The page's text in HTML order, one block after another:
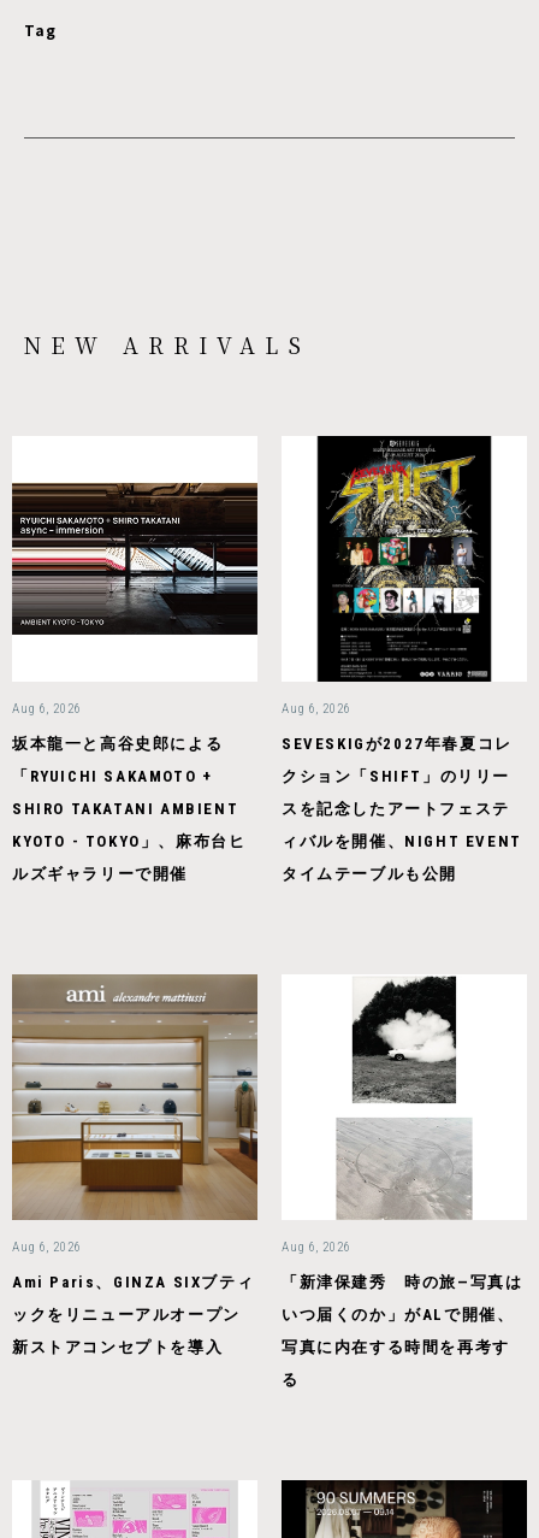
Tag
NEW ARRIVALS
Aug 6, 2026
坂本龍一と高谷史郎による
「RYUICHI SAKAMOTO +
SHIRO TAKATANI AMBIENT
KYOTO - TOKYO」、麻布台ヒ
ルズギャラリーで開催
Aug 6, 2026
SEVESKIGが2027年春夏コレ
クション「SHIFT」のリリー
スを記念したアートフェステ
ィバルを開催、NIGHT EVENT
タイムテーブルも公開
Aug 6, 2026
Ami Paris、GINZA SIXブティ
ックをリニューアルオープン
新ストアコンセプトを導入
Aug 6, 2026
「新津保建秀 時の旅—写真は
いつ届くのか」がALで開催、
写真に内在する時間を再考す
る